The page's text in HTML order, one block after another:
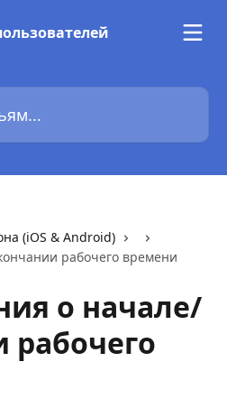
(iOS & Android)
рабочего времени
о начале/
рабочего